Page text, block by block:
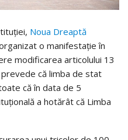
Noua Dreaptă
o manifestație în
modificarea articolului 13
că limba de stat
că în data de 5
a hotărât că Limba